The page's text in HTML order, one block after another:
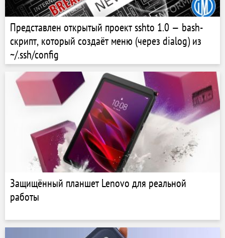
Представлен открытый проект sshto 1.0 — bash-
скрипт, который создаёт меню (через dialog) из
~/.ssh/config
Защищённый планшет Lenovo для реальной
работы